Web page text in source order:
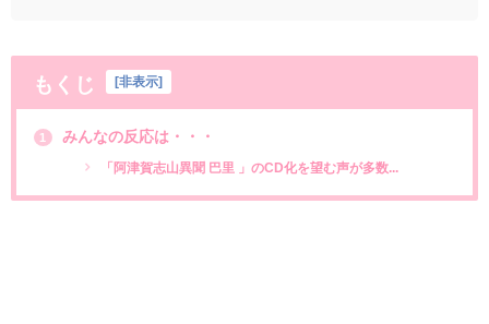
もくじ 非表示
1 みんなの反応は・・・
「阿津賀志山異聞 巴里 」のCD化を望む声が多数...